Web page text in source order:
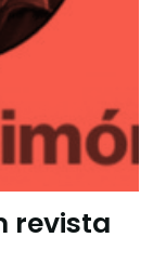
revista